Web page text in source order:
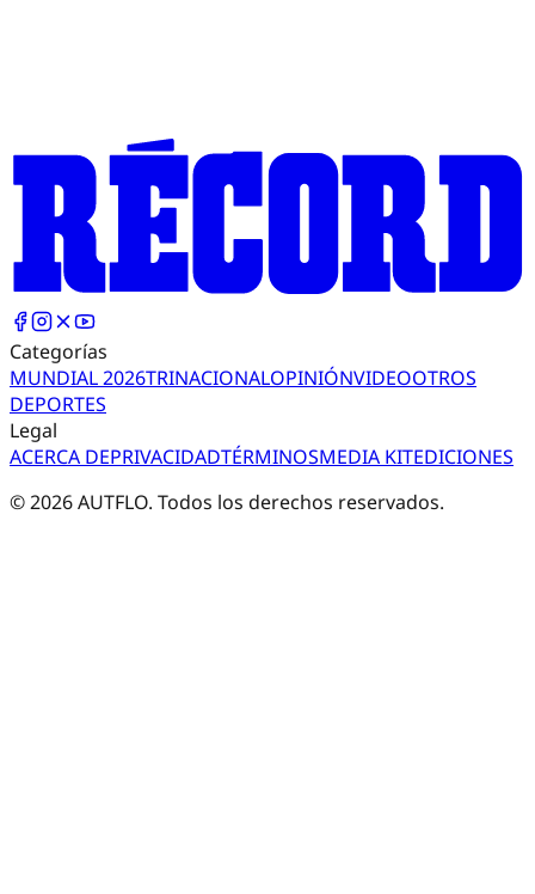
Categorías
MUNDIAL 2026TRINACIONALOPINIÓNVIDEOOTROS
DEPORTES
Legal
ACERCA DEPRIVACIDADTÉRMINOSMEDIA KITEDICIONES
©2026AUTFLO. Todos los derechos reservados.